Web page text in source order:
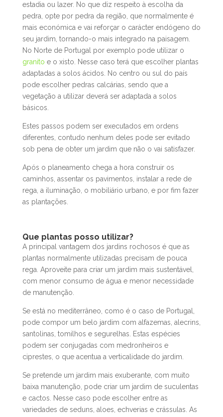
estadia ou lazer. No que diz respeito à escolha da
pedra, opte por pedra da região, que normalmente é
mais económica e vai reforçar o carácter endógeno do
seu jardim, tornando-o mais integrado na paisagem.
No Norte de Portugal por exemplo pode utilizar o
granito e o xisto. Nesse caso terá que escolher plantas
adaptadas a solos ácidos. No centro ou sul do país
pode escolher pedras calcárias, sendo que a
vegetação a utilizar deverá ser adaptada a solos
básicos.
Estes passos podem ser executados em ordens
diferentes, contudo nenhum deles pode ser evitado
sob pena de obter um jardim que não o vai satisfazer.
Após o planeamento chega a hora construir os
caminhos, assentar os pavimentos, instalar a rede de
rega, a iluminação, o mobiliário urbano, e por fim fazer
as plantações.
Que plantas posso utilizar?
A principal vantagem dos jardins rochosos é que as
plantas normalmente utilizadas precisam de pouca
rega. Aproveite para criar um jardim mais sustentável,
com menor consumo de água e menor necessidade
de manutenção.
Se está no mediterrâneo, como é o caso de Portugal,
pode compor um belo jardim com alfazemas, alecrins,
santolinas, tomilhos e segurelhas. Estas espécies
podem ser conjugadas com medronheiros e
ciprestes, o que acentua a verticalidade do jardim.
Se pretende um jardim mais exuberante, com muito
baixa manutenção, pode criar um jardim de suculentas
e cactos. Nesse caso pode escolher entre as
variedades de seduns, aloes, echverias e crássulas. As